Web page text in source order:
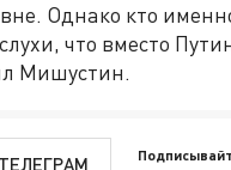
Однако кто
что вместо
Мишустин.
ТЕЛЕГРАМ